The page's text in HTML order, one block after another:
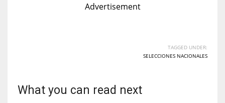
Advertisement
TAGGED UNDER:
SELECCIONES NACIONALES
What you can read next